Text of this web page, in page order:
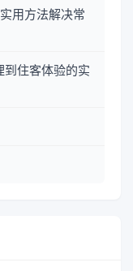
用方法解决常
住客体验的实